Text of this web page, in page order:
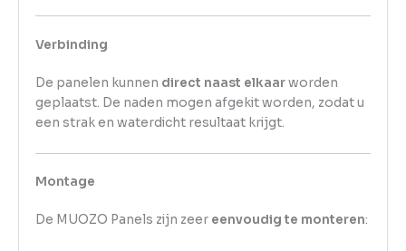
Verbinding
De panelen kunnen direct naast elkaarworden
geplaatst. De naden mogen afgekit worden, zodat u
een strak en waterdicht resultaat krijgt.
Montage
De MUOZO Panels zijn zeer eenvoudig te monteren: